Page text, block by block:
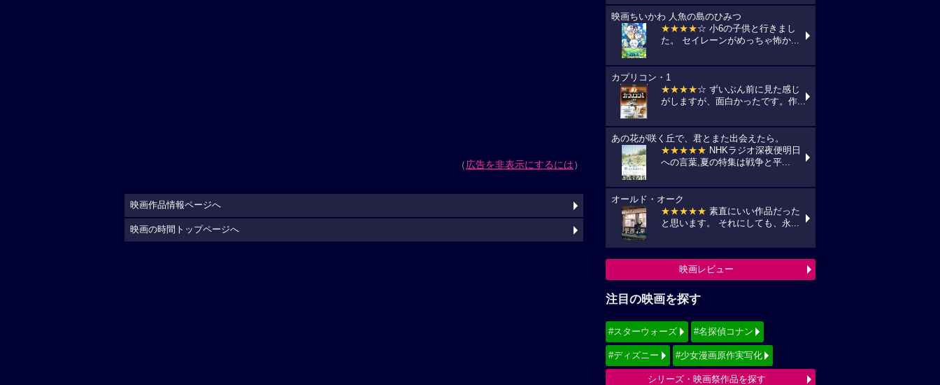
（広告を非表示にするには）
映画ちいかわ 人魚の島のひみつ
★★★★☆ 小6の子供と行きまし
た。 セイレーンがめっちゃ怖か...
カプリコン・1
★★★★☆ ずいぶん前に見た感じ
がしますが、面白かったです。作...
あの花が咲く丘で、君とまた出会えたら。
★★★★★ NHKラジオ深夜便明日
への言葉,夏の特集は戦争と平...
オールド・オーク
★★★★★ 素直にいい作品だった
と思います。 それにしても、永...
映画レビュー
注目の映画を探す
#スターウォーズ #名探偵コナン
#ディズニー #少女漫画原作実写化
シリーズ・映画祭作品を探す
映画作品情報ページへ
映画の時間トップページへ